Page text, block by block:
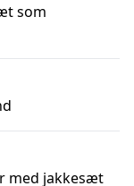
som
med jakkesæt